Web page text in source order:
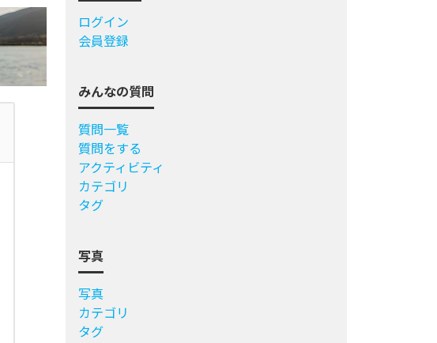
ログイン
会員登録
みんなの質問
質問一覧
質問をする
アクティビティ
カテゴリ
タグ
写真
写真
カテゴリ
タグ